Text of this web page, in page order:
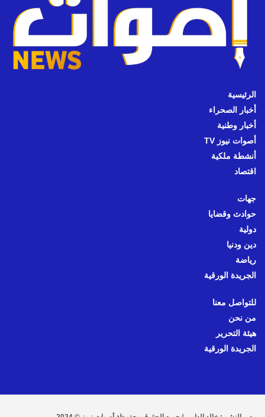
الرئيسية
أخبار الصحراء
أخبار وطنية
أصوات نيوز TV
أنشطة ملكية
اقتصاد
جهات
حوادث وقضايا
دولية
دين ودنيا
رياضة
الجريدة الورقية
للتواصل معنا
من نحن
هيئة التحرير
الجريدة الورقية